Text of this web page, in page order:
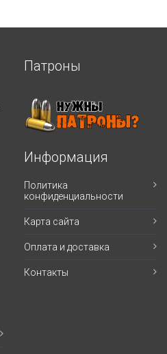
Патроны
Информация
Политика
конфиденциальности
Карта сайта
Оплата и доставка
Контакты